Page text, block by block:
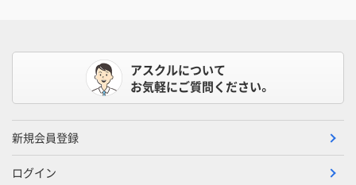
アスクルについて
お気軽にご質問ください。
新規会員登録
ログイン